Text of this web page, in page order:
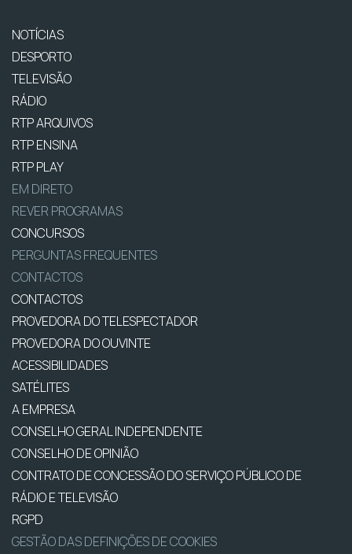
NOTÍCIAS
DESPORTO
TELEVISÃO
RÁDIO
RTP ARQUIVOS
RTP ENSINA
RTP PLAY
EM DIRETO
REVER PROGRAMAS
CONCURSOS
PERGUNTAS FREQUENTES
CONTACTOS
CONTACTOS
PROVEDORA DO TELESPECTADOR
PROVEDORA DO OUVINTE
ACESSIBILIDADES
SATÉLITES
A EMPRESA
CONSELHO GERAL INDEPENDENTE
CONSELHO DE OPINIÃO
CONTRATO DE CONCESSÃO DO SERVIÇO PÚBLICO DE
RÁDIO E TELEVISÃO
RGPD
GESTÃO DAS DEFINIÇÕES DE COOKIES